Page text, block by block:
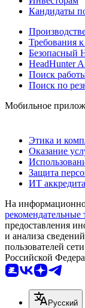
Кандидаты
Требования
Безопасный
HeadHunter
Поиск
Поиск по
Мобильное
Этика и
Оказание
Защита
ИТ
На
рекомендательные
предоставления
и анализа
пользователей
Российской
Русский